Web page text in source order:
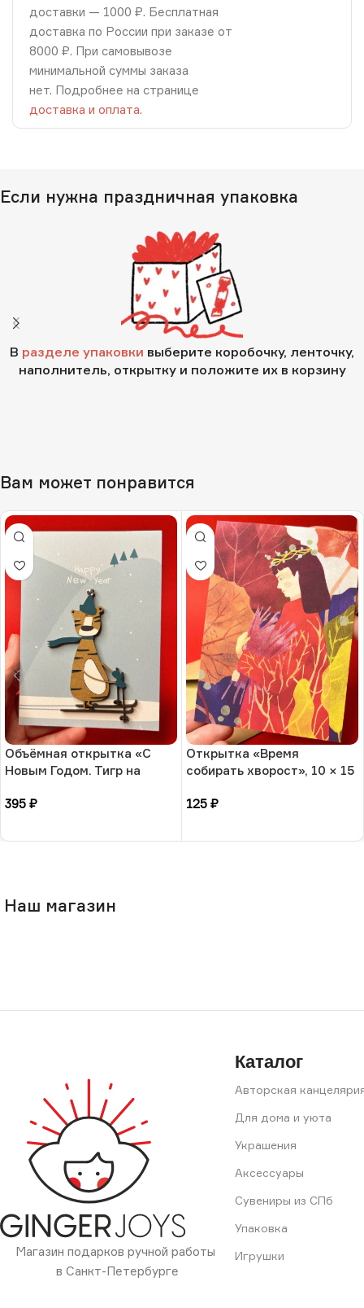
доставки — 1000 ₽. Бесплатная
доставка по России при заказе от
8000 ₽. При самовывозе
минимальной суммы заказа
нет. Подробнее на странице
доставка и оплата.
Если нужна праздничная упаковка
В разделе упаковки выберите коробочку, ленточку,
наполнитель, открытку и положите их в корзину
Вам может понравится
Объёмная открытка «С
Новым Годом. Тигр на
395 ₽
Открытка «Время
собирать хворост», 10 × 15
125 ₽
Наш магазин
Магазин подарков ручной работы
в Санкт-Петербурге
Каталог
Авторская
Для дома и уюта
Украшения
Аксессуары
Сувениры из СПб
Упаковка
Игрушки